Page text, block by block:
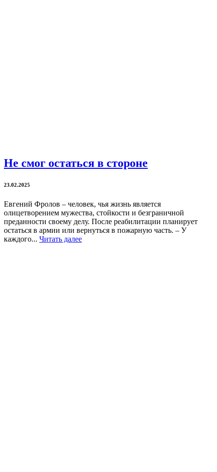
Не смог остаться в стороне
23.02.2025
Евгений Фролов – человек, чья жизнь является
олицетворением мужества, стойкости и безграничной
преданности своему делу. После реабилитации планирует
остаться в армии или вернуться в пожарную часть. – У
каждого... Читать далее